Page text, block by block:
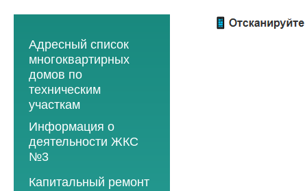
Адресный список
многоквартирных
домов по
техническим
участкам
Информация о
деятельности ЖКС
№3
Программы
Капитальный ремонт